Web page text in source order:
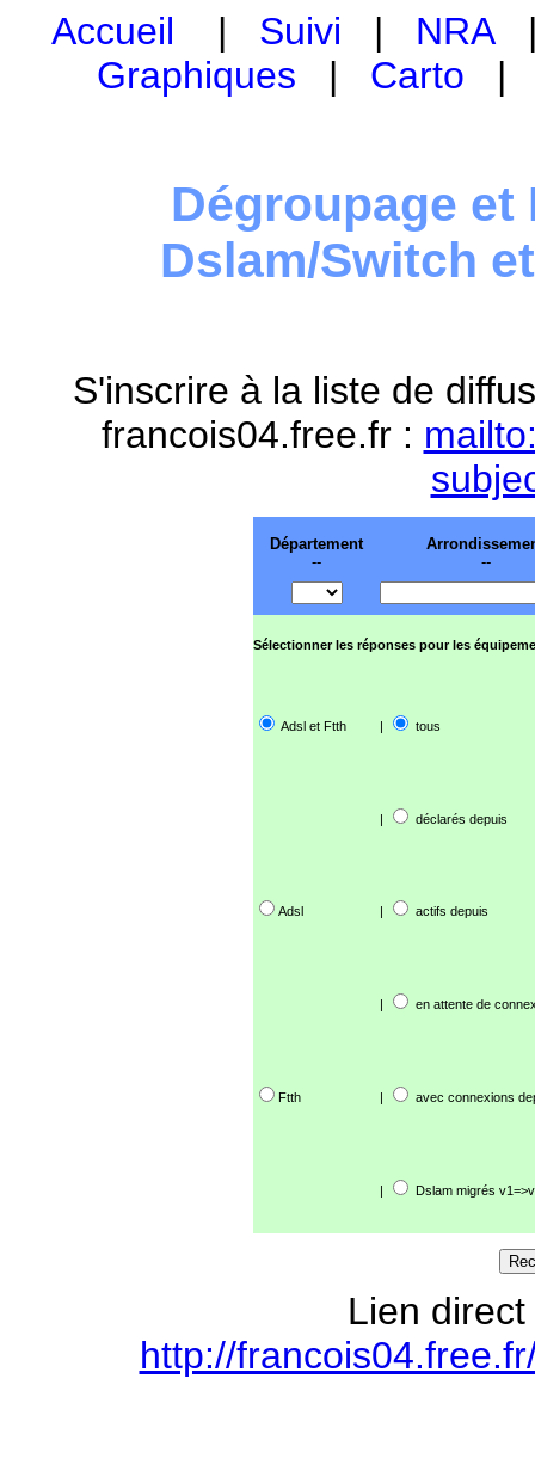
Accueil | Suivi | NRA
Graphiques | Carto
Dégroupage et
Dslam/Switch
S'inscrire à la liste de
francois04.free.fr :
Département
--
--
Sélectionner les réponses pour les
Adsl et Ftth | tous
| déclarés depuis
Adsl | actifs depuis
| en attente de
Ftth | avec connexions
| Dslam migrés
Lien
http://